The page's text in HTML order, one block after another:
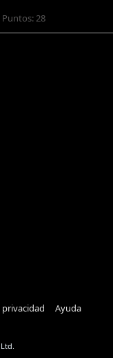
Puntos 28
privacidad
Ayuda